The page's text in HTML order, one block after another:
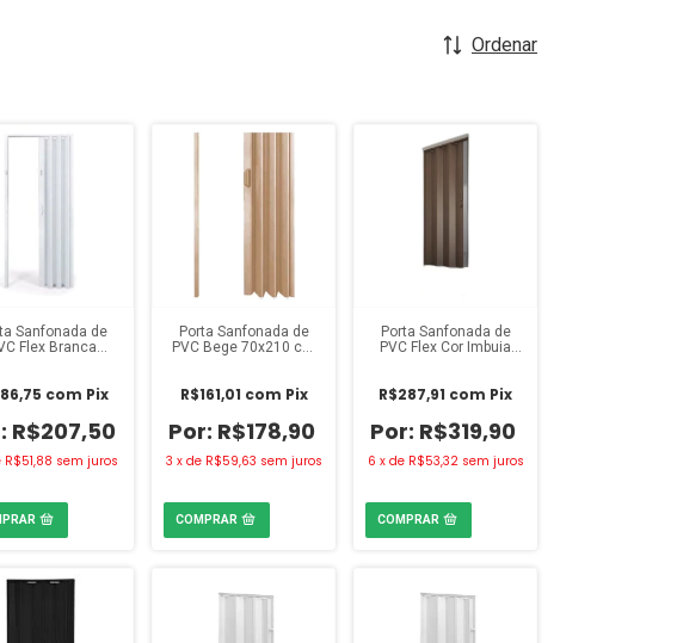
Ordenar
Sanfonada de
Flex Branca
R$207,50
com Pix
R$51,88 sem juros
Porta Sanfonada de
PVC Bege 70x210 cm
R$178,90
R$161,01 com Pix
3 x de R$59,63 sem juros
Porta Sanfonada de
PVC Flex Cor Imbuia
R$319,90
R$287,91 com Pix
6 x de R$53,32 sem juros